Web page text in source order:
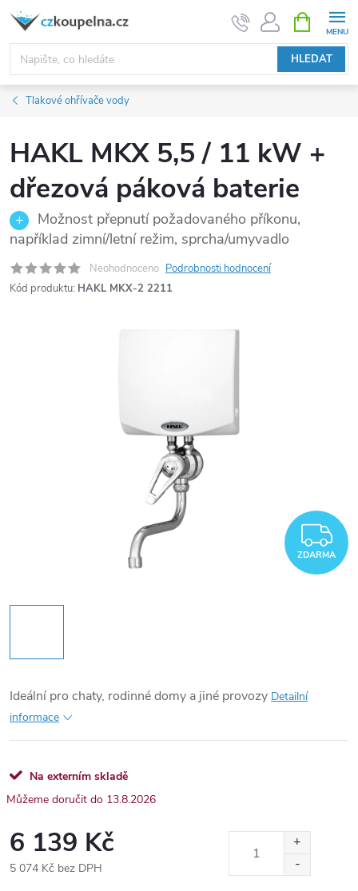
Přejít
obsah
HLEDAT
NÁKUPNÍ
KOŠÍK
Tlakové ohřívače vody
HAKL MKX 5,5 / 11 kW +
dřezová páková baterie
Možnost přepnutí požadovaného příkonu,
například zimní/letní režim, sprcha/umyvadlo
Neohodnoceno Podrobnosti hodnocení
Kód produktu: HAKL MKX-2 2211
ZDARMA
Ideální pro chaty, rodinné domy a jiné provozy Detailní
informace
Na externím skladě
13.8.2026
6 139 Kč
5 074 Kč bez DPH